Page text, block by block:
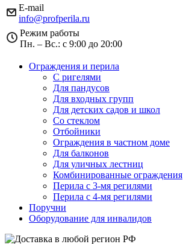
E-mail
info@profperila.ru
Режим работы
Пн. – Вс.: с 9:00 до 20:00
Ограждения и перила
С ригелями
Для пандусов
Для входных групп
Для детских садов и школ
Со стеклом
Отбойники
Ограждения в частном доме
Для балконов
Для уличных лестниц
Комбинированные ограждения
Перила с 3-мя регилями
Перила с 4-мя регилями
Поручни
Оборудование для инвалидов